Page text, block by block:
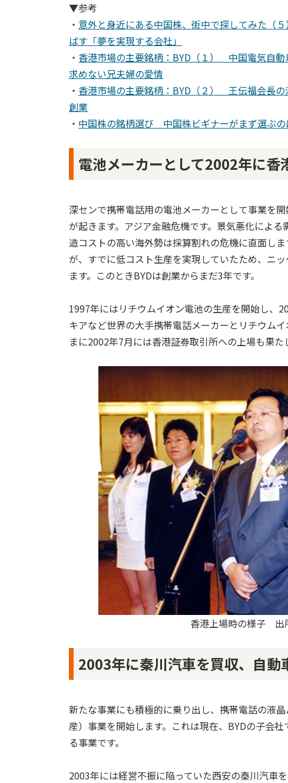
▼参考
・ 意外と身近にある中国株、街中で探してみた（
ばす「夢を実現する会社」
・ 香港市場の主要銘柄：BYD（１） 中国電気自
求めない兄夫婦の愛情
・ 香港市場の主要銘柄：BYD（２） 王伝福会長
創業
・ 中国株の銘柄選び 中国株ビギナーがまず選ぶ
電池メーカーとして2002年に香
深センで携帯電話用の電池メーカーとして事業を
が起きます。アジア金融危機です。景気悪化によ
造コストの高い海外勢は採算割れの危機に直面し
が、すでに低コスト生産を実現していたため、ニ
ます。このときBYDは創業からまだ3年です。
1997年にはリチウムイオン電池の生産を開始し、
キアなど世界の大手携帯電話メーカーとリチウム
まに2002年7月には香港証券取引所への上場も果た
香港上場時の様子 出
2003年に秦川汽車を買収、自動
新たな事業にも積極的に乗り出し、携帯電話の液
産）事業を開始します。これは現在、BYDの子会
る事業です。
2003年には経営不振に陥っていた西安の秦川汽車